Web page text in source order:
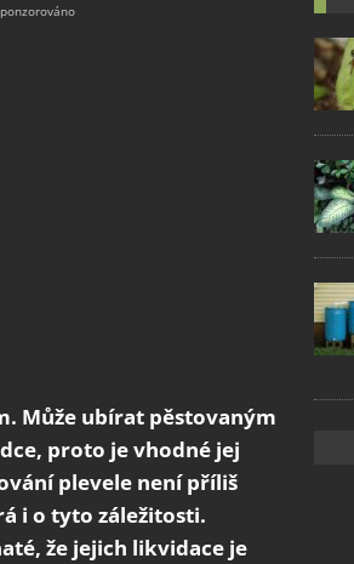
Může ubírat pěstovaným
proto je vhodné jej
plevele není příliš
i o tyto záležitosti.
že jejich likvidace je